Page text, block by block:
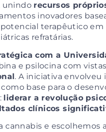
unindo recursos
inovadores
terapêutico em
refratárias.
com a
e psilocina com
. A iniciativa envolveu
como base para o
liderar a revolução
clínicos
cannabis e escolhemos